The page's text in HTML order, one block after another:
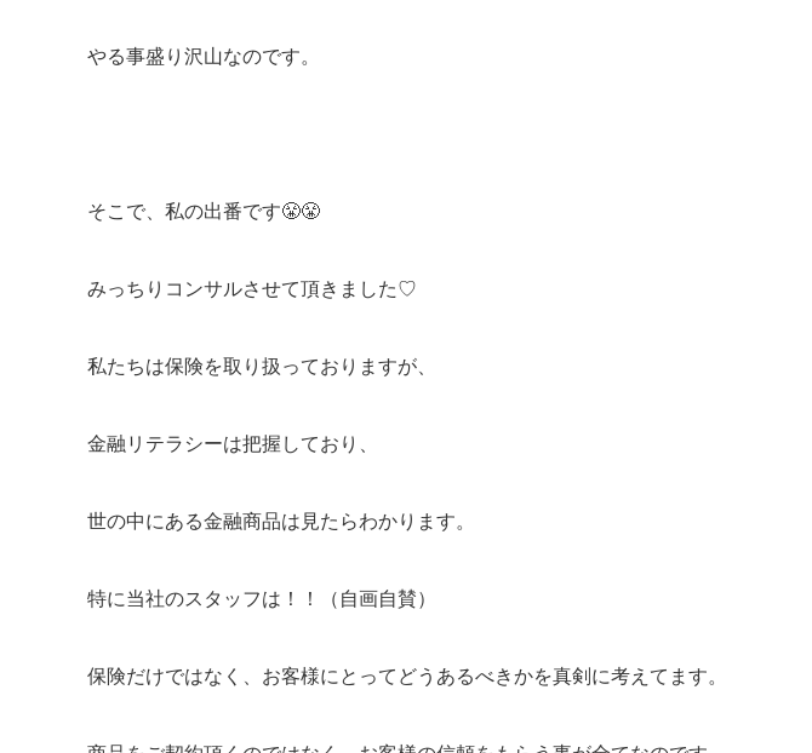
やる事盛り沢山なのです。
そこで、私の出番です😤😤
みっちりコンサルさせて頂きました♡
私たちは保険を取り扱っておりますが、
金融リテラシーは把握しており、
世の中にある金融商品は見たらわかります。
特に当社のスタッフは！！（自画自賛）
保険だけではなく、お客様にとってどうあるべきかを真剣に考えてます。